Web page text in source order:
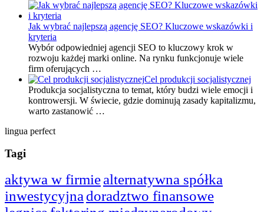
Jak wybrać najlepszą agencję SEO? Kluczowe wskazówki i
kryteria
Wybór odpowiedniej agencji SEO to kluczowy krok w
rozwoju każdej marki online. Na rynku funkcjonuje wiele
firm oferujących …
Cel produkcji socjalistycznej
Produkcja socjalistyczna to temat, który budzi wiele emocji i
kontrowersji. W świecie, gdzie dominują zasady kapitalizmu,
warto zastanowić …
lingua perfect
Tagi
aktywa w firmiealternatywna spółka
inwestycyjna doradztwo finansowe